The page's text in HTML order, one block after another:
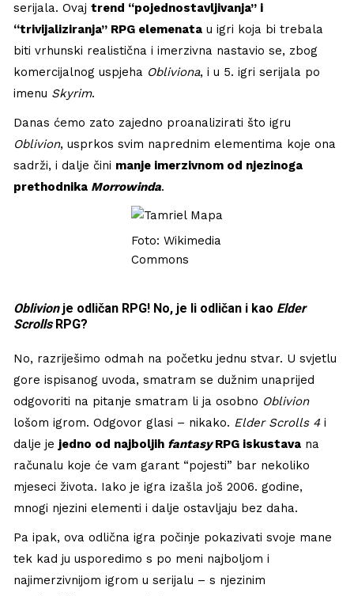
serijala. Ovajtrend “pojednostavljivanja” i
“trivijaliziranja” RPG elemenata u igri koja bi trebala
biti vrhunski realistična i imerzivna nastavio se, zbog
komercijalnog uspjeha Obliviona, i u 5. igri serijala po
imenu Skyrim.
Danas ćemo zato zajedno proanalizirati što igru
Oblivion, usprkos svim naprednim elementima koje ona
sadrži, i dalje čini manje imerzivnom od njezinoga
prethodnika Morrowinda.
Foto: Wikimedia
Commons
Oblivionje odličan RPG! No, je li odličan i kao Elder
ScrollsRPG?
No, razriješimo odmah na početku jednu stvar. U svjetlu
gore ispisanog uvoda, smatram se dužnim unaprijed
odgovoriti na pitanje smatram li ja osobno Oblivion
lošom igrom. Odgovor glasi – nikako. Elder Scrolls 4i
dalje je jedno od najboljih fantasyRPG iskustava na
računalu koje će vam garant “pojesti” bar nekoliko
mjeseci života. Iako je igra izašla još 2006. godine,
mnogi njezini elementi i dalje ostavljaju bez daha.
Pa ipak, ova odlična igra počinje pokazivati svoje mane
tek kad ju usporedimo s po meni najboljom i
najimerzivnijom igrom u serijalu – s njezinim